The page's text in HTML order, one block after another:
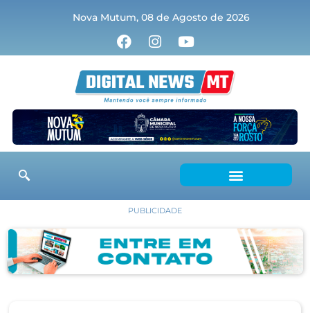
Nova Mutum, 08 de Agosto de 2026
PUBLICIDADE